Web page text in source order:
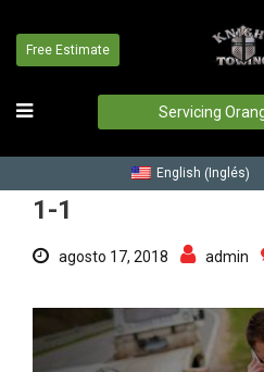
Free Estimate
Servicing
English ( Inglés)
1-
1-1
agosto 17, 2018 admin